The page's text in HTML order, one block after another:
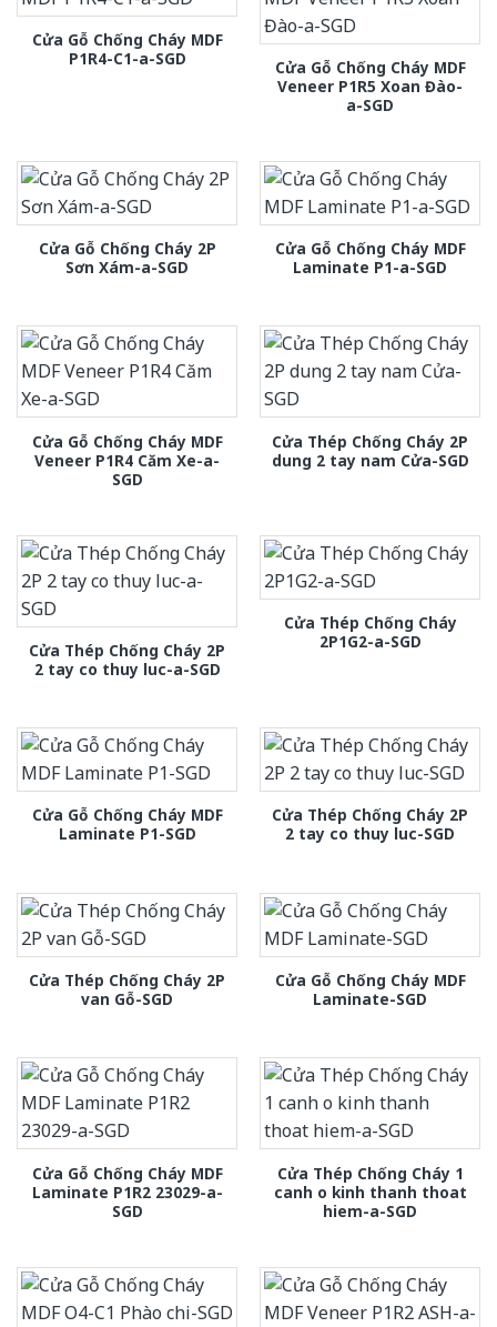
Cửa Gỗ Chống Cháy MDF
P1R4-C1-a-SGD
Cửa Gỗ Chống Cháy MDF
Veneer P1R5 Xoan Đào-
a-SGD
Cửa Gỗ Chống Cháy 2P
Sơn Xám-a-SGD
Cửa Gỗ Chống Cháy MDF
Laminate P1-a-SGD
Cửa Gỗ Chống Cháy MDF
Veneer P1R4 Căm Xe-a-
SGD
Cửa Thép Chống Cháy 2P
dung 2 tay nam Cửa-SGD
Cửa Thép Chống Cháy 2P
2 tay co thuy luc-a-SGD
Cửa Thép Chống Cháy
2P1G2-a-SGD
Cửa Gỗ Chống Cháy MDF
Laminate P1-SGD
Cửa Thép Chống Cháy 2P
2 tay co thuy luc-SGD
Cửa Thép Chống Cháy 2P
van Gỗ-SGD
Cửa Gỗ Chống Cháy MDF
Laminate-SGD
Cửa Gỗ Chống Cháy MDF
Laminate P1R2 23029-a-
SGD
Cửa Thép Chống Cháy 1
canh o kinh thanh thoat
hiem-a-SGD